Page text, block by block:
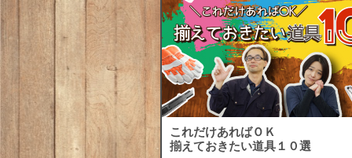
これだけあればＯＫ
揃えておきたい道具１０選